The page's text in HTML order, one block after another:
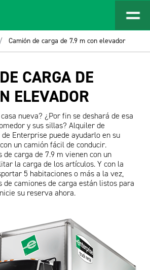
Camión de carga de 7.9 m con elevador
CARGA DE
ELEVADOR
nueva? ¿Por fin se deshará de esa
y sus sillas? Alquiler de
Enterprise puede ayudarlo en su
un camión fácil de conducir.
de carga de 7.9 m vienen con un
la carga de los artículos. Y con la
5 habitaciones o más a la vez,
de camiones de carga están listos para
su reserva ahora.